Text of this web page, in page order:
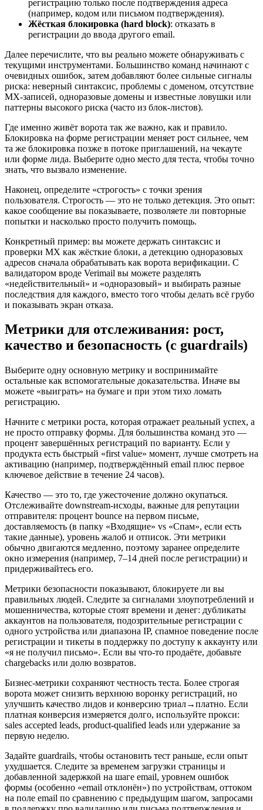
регистрацию только после подтверждения адреса
(например, кодом или письмом подтверждения).
Жёсткая блокировка (hard block): отказать в
регистрации до ввода другого email.
Далее перечислите, что вы реально можете обнаруживать с
текущими инструментами. Большинство команд начинают с
очевидных ошибок, затем добавляют более сильные сигналы
риска: неверный синтаксис, проблемы с доменом, отсутствие
MX‑записей, одноразовые домены и известные ловушки или
паттерны высокого риска (часто из блок‑листов).
Где именно живёт ворота так же важно, как и правило.
Блокировка на форме регистрации меняет рост сильнее, чем
та же блокировка позже в потоке приглашений, на чекауте
или форме лида. Выберите одно место для теста, чтобы точно
знать, что вызвало изменение.
Наконец, определите «строгость» с точки зрения
пользователя. Строгость — это не только детекция. Это опыт:
какое сообщение вы показываете, позволяете ли повторные
попытки и насколько просто получить помощь.
Конкретный пример: вы можете держать синтаксис и
проверки MX как жёсткие блоки, а детекцию одноразовых
адресов сначала обрабатывать как ворота верификации. С
валидатором вроде Verimail вы можете разделять
«недействительный» и «одноразовый» и выбирать разные
последствия для каждого, вместо того чтобы делать всё грубо
и показывать экран отказа.
Метрики для отслеживания: рост,
качество и безопасность (с guardrails)
Выберите одну основную метрику и воспринимайте
остальные как вспомогательные доказательства. Иначе вы
можете «выиграть» на бумаге и при этом тихо ломать
регистрацию.
Начните с метрики роста, которая отражает реальный успех, а
не просто отправку формы. Для большинства команд это —
процент завершённых регистраций по варианту. Если у
продукта есть быстрый «first value» момент, лучше смотреть на
активацию (например, подтверждённый email плюс первое
ключевое действие в течение 24 часов).
Качество — это то, где ужесточение должно окупаться.
Отслеживайте downstream‑исходы, важные для репутации
отправителя: процент bounce на первом письме,
доставляемость (в папку «Входящие» vs «Спам», если есть
такие данные), уровень жалоб и отписок. Эти метрики
обычно двигаются медленно, поэтому заранее определите
окно измерения (например, 7–14 дней после регистрации) и
придерживайтесь его.
Метрики безопасности показывают, блокируете ли вы
правильных людей. Следите за сигналами злоупотреблений и
мошенничества, которые стоят времени и денег: дубликаты
аккаунтов на пользователя, подозрительные регистрации с
одного устройства или диапазона IP, спамное поведение после
регистрации и тикеты в поддержку по доступу к аккаунту или
«я не получил письмо». Если вы что‑то продаёте, добавьте
chargebacks или долю возвратов.
Бизнес‑метрики сохраняют честность теста. Более строгая
ворота может снизить верхнюю воронку регистраций, но
улучшить качество лидов и конверсию триал→платно. Если
платная конверсия измеряется долго, используйте прокси:
sales accepted leads, product‑qualified leads или удержание за
первую неделю.
Задайте guardrails, чтобы остановить тест раньше, если опыт
ухудшается. Следите за временем загрузки страницы и
добавленной задержкой на шаге email, уровнем ошибок
формы (особенно «email отклонён») по устройствам, оттоком
на поле email по сравнению с предыдущим шагом, запросами